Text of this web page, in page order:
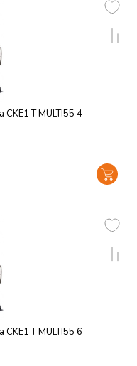
T MULTI55 4
T MULTI55 6